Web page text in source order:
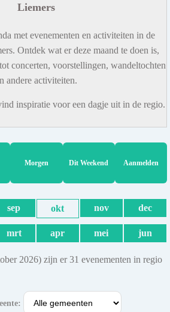
Liemers
met evenementen en activiteiten in de
Ontdek wat er deze maand te doen is,
concerten, voorstellingen, wandeltochten
andere activiteiten.
inspiratie voor een dagje uit in de regio.
Morgen Dit Weekend Aanmelden
sep okt nov dec
mrt apr mei jun
2026) zijn er 31 evenementen in regio